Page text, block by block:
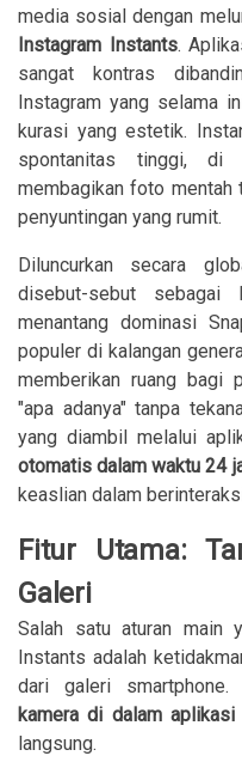
media sosial dengan
Instagram Instants.
sangat kontras
Instagram yang selama
kurasi yang estetik.
spontanitas tinggi, di
membagikan foto mentah
penyuntingan yang rumit.
Diluncurkan secara
disebut-sebut sebagai
menantang dominasi
populer di kalangan
memberikan ruang bagi
"apa adanya" tanpa
yang diambil melalui
otomatis dalam waktu 24
keaslian dalam
Fitur Utama:
Galeri
Salah satu aturan main
Instants adalah
dari galeri smartphone.
kamera di dalam aplikasi
langsung.